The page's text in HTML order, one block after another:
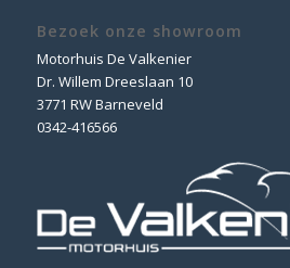
Bezoek onze showroom
Motorhuis De Valkenier
Dr. Willem Dreeslaan 10
3771 RW Barneveld
0342-416566